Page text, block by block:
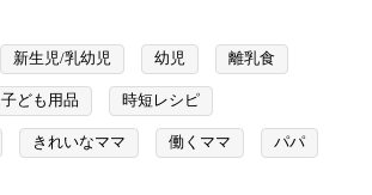
新生児/乳幼児 幼児 離乳食
子ども用品 時短レシピ
きれいなママ 働くママ パパ